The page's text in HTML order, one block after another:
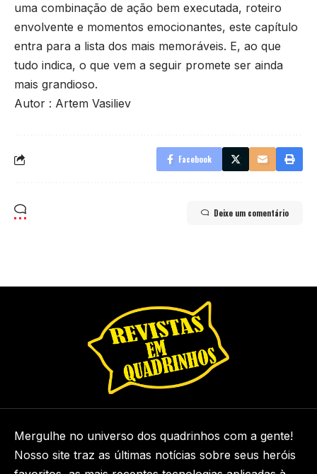
uma combinação de ação bem executada, roteiro
envolvente e momentos emocionantes, este capítulo
entra para a lista dos mais memoráveis. E, ao que
tudo indica, o que vem a seguir promete ser ainda
mais grandioso.
Autor : Artem Vasiliev
Facebook
Deixe um comentário
Mergulhe no universo dos quadrinhos com a gente!
Nosso site traz as últimas notícias sobre seus heróis